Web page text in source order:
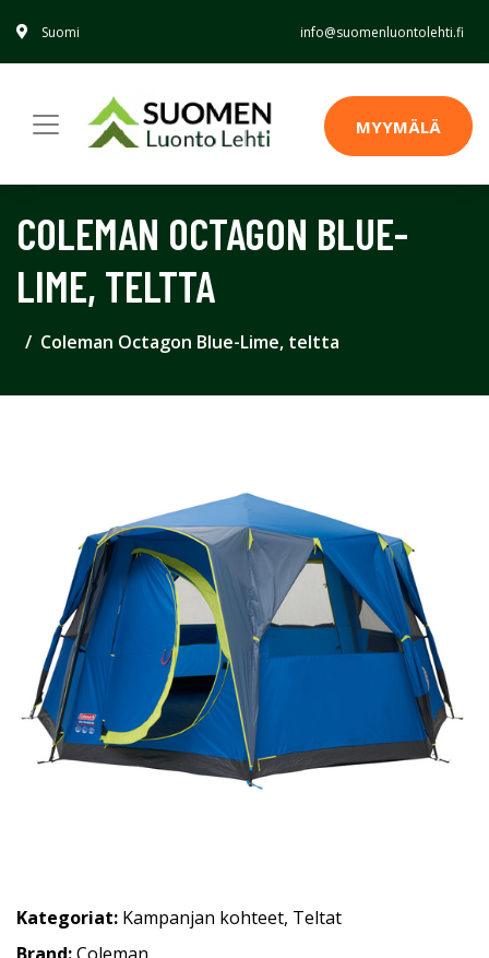
Suomi info@suomenluontolehti.fi
MYYMÄLÄ
COLEMAN OCTAGON BLUE-
LIME, TELTTA
Coleman Octagon Blue-Lime, teltta
Kategoriat: Kampanjan kohteet, Teltat